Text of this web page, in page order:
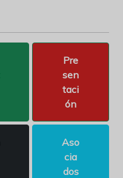
Pre
sen
taci
ón
Aso
cia
dos